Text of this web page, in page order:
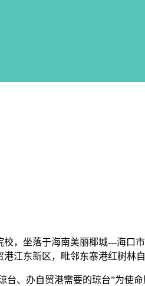
，坐落于海南美丽椰城---海
江东新区，毗邻东寨港红树林
台、办自贸港需要的琼台”为